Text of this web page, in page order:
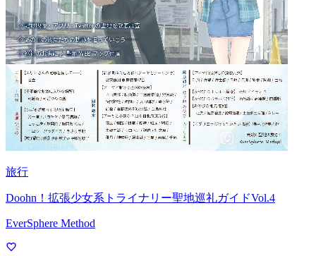
旅行
Doohn！拡張少女系トライナリー聖地巡礼ガイドVol.4
EverSphere Method